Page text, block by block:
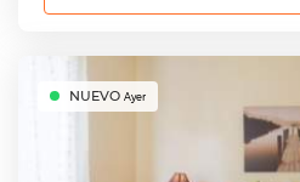
NUEVO Ayer